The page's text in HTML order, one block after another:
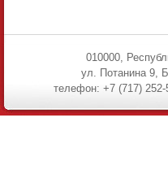
010000,
ул. Потанина 9,
телефон: +7 (717)